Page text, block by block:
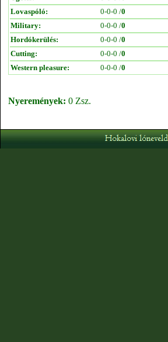
Lovaspóló:
0-0-0 /0
Military:
0-0-0 /0
Hordókerülés:
0-0-0 /0
Cutting:
0-0-0 /0
Western pleasure:
0-0-0 /0
Nyeremények: 0 Zsz.